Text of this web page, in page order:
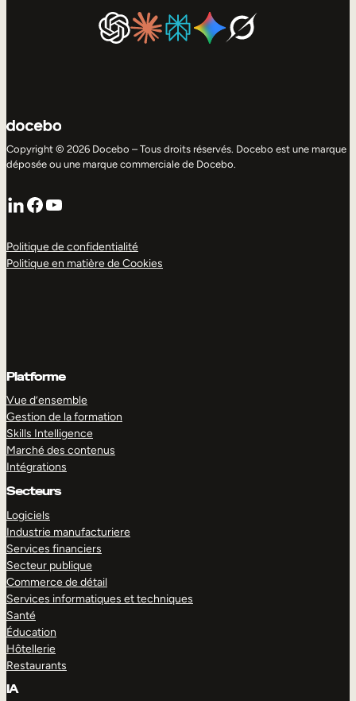
Copyright © 2026 Docebo – Tous droits réservés. Docebo est une marque
déposée ou une marque commerciale de Docebo.
LinkedIn
Facebook
YouTube
Politique de confidentialité
Politique en matière de Cookies
Platforme
Vue d’ensemble
Gestion de la formation
Skills Intelligence
Marché des contenus
Intégrations
Secteurs
Logiciels
Industrie manufacturiere
Services financiers
Secteur publique
Commerce de détail
Services informatiques et techniques
Santé
Éducation
Hôtellerie
Restaurants
IA